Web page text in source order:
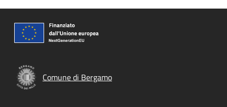
Comune di Bergamo